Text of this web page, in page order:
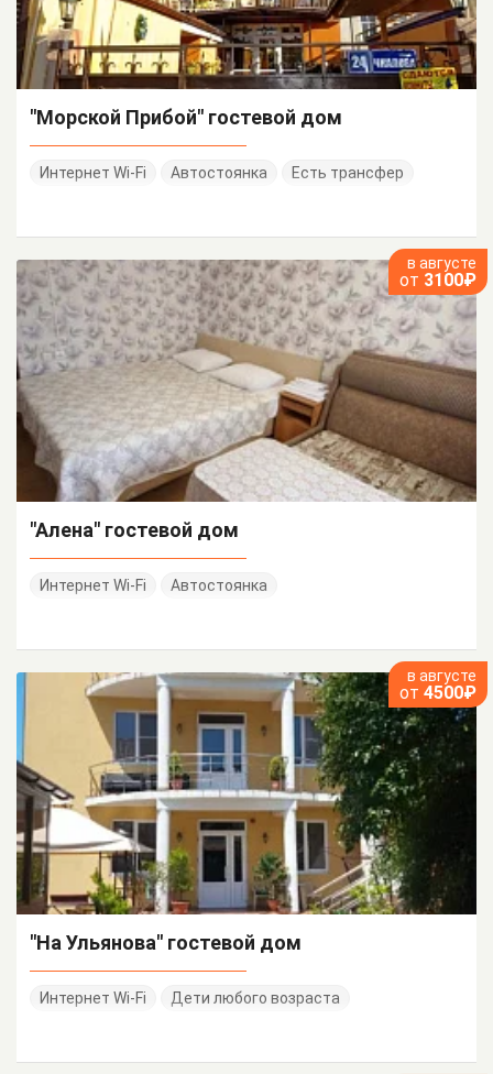
"Морской Прибой" гостевой дом
Интернет Wi-Fi Автостоянка Есть трансфер
в августе
от 3100₽
"Алена" гостевой дом
Интернет Wi-Fi Автостоянка
в августе
от 4500₽
"На Ульянова" гостевой дом
Интернет Wi-Fi Дети любого возраста